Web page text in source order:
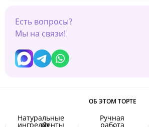
Есть вопросы?
Мы на связи!
ОБ ЭТОМ ТОРТЕ
Натуральные
ингредиенты
Ручная
работа